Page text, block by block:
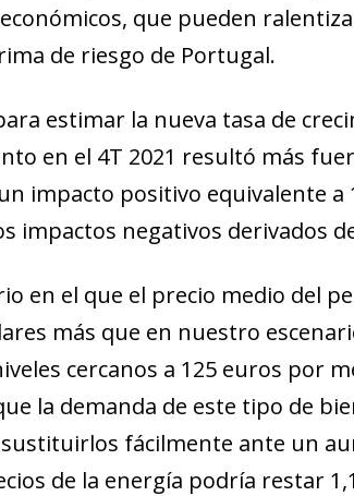
window)
window)
que pueden
de riesgo de Portugal.
estimar la nueva tasa de
en el 4T 2021 resultó más
impacto positivo equivalente a
impactos negativos derivados
en el que el precio medio del
más que en nuestro
cercanos a 125 euros por
la demanda de este tipo de
fácilmente ante un
de la energía podría restar